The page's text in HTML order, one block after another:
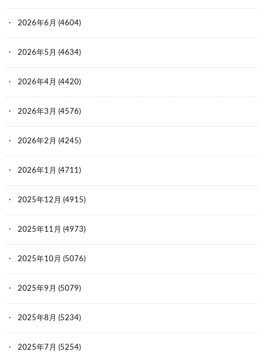
2026年6月 (4604)
2026年5月 (4634)
2026年4月 (4420)
2026年3月 (4576)
2026年2月 (4245)
2026年1月 (4711)
2025年12月 (4915)
2025年11月 (4973)
2025年10月 (5076)
2025年9月 (5079)
2025年8月 (5234)
2025年7月 (5254)